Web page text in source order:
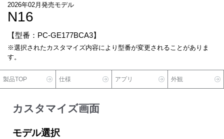
2026年02月発売モデル
N16
【型番：PC-GE177BCA3】
※選択されたカスタマイズ内容により型番が変更されることがありま
す。
製品TOP 仕様 アプリ 外観
カスタマイズ画面
モデル選択